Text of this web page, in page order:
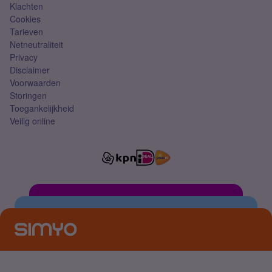
Klachten
Cookies
Tarieven
Netneutraliteit
Privacy
Disclaimer
Voorwaarden
Storingen
Toegankelijkheid
Veilig online